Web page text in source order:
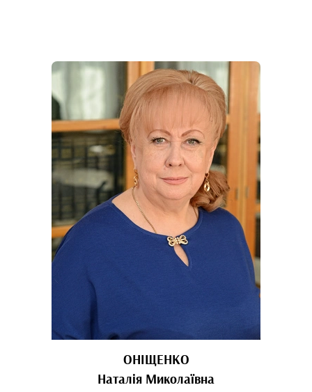
ОНІЩЕНКО
Наталія Миколаївна